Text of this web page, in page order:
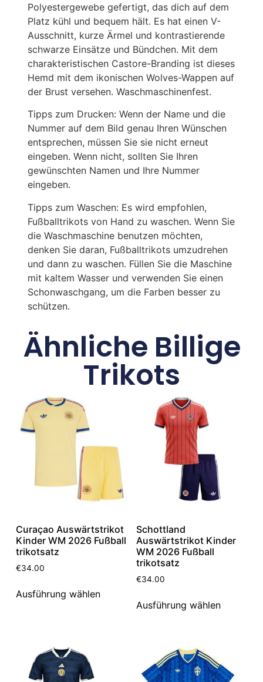
Polyestergewebe gefertigt, das dich auf dem
Platz kühl und bequem hält. Es hat einen V-
Ausschnitt, kurze Ärmel und kontrastierende
schwarze Einsätze und Bündchen. Mit dem
charakteristischen Castore-Branding ist dieses
Hemd mit dem ikonischen Wolves-Wappen auf
der Brust versehen. Waschmaschinenfest.
Tipps zum Drucken: Wenn der Name und die
Nummer auf dem Bild genau Ihren Wünschen
entsprechen, müssen Sie sie nicht erneut
eingeben. Wenn nicht, sollten Sie Ihren
gewünschten Namen und Ihre Nummer
eingeben.
Tipps zum Waschen: Es wird empfohlen,
Fußballtrikots von Hand zu waschen. Wenn Sie
die Waschmaschine benutzen möchten,
denken Sie daran, Fußballtrikots umzudrehen
und dann zu waschen. Füllen Sie die Maschine
mit kaltem Wasser und verwenden Sie einen
Schonwaschgang, um die Farben besser zu
schützen.
Ähnliche Billige
Trikots
Curaçao Auswärtstrikot
Kinder WM 2026 Fußball
trikotsatz
€34.00
Ausführung wählen
Schottland
Auswärtstrikot Kinder
WM 2026 Fußball
trikotsatz
€34.00
Ausführung wählen